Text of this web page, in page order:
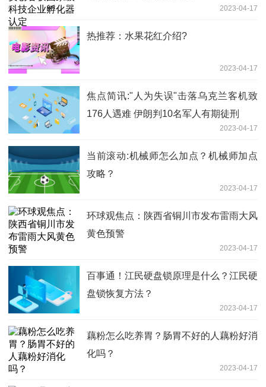
2023-04-17
热推荐：水果花红介绍?
2023-04-17
焦点简讯:"人为失误"击落乌克兰客机致
176人遇难 伊朗判10名军人有期徒刑
2023-04-17
当前滚动:机械师怎么加点？机械师加点
攻略？
2023-04-17
环球观焦点：陕西省铜川市发布雷雨大风
黄色预警
2023-04-17
百事通！江民硬盘锁原理是什么？江民硬
盘锁恢复方法？
2023-04-17
藕粉怎么吃养胃？肠胃不好的人藕粉好消
化吗？
2023-04-17